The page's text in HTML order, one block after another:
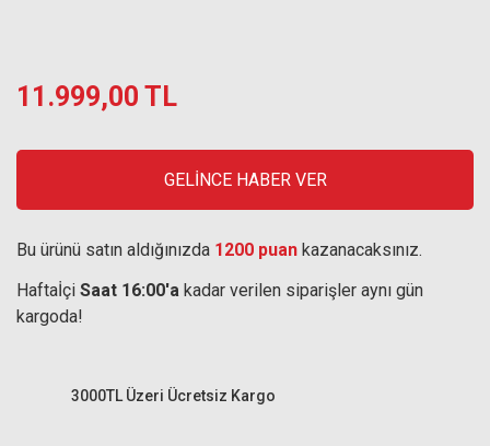
11.999,00 TL
GELİNCE HABER VER
Bu ürünü satın aldığınızda 1200 puan kazanacaksınız.
Haftaİçi Saat 16:00'a kadar verilen siparişler aynı gün
kargoda!
3000TL Üzeri Ücretsiz Kargo